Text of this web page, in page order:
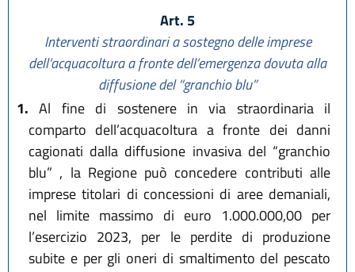
Art. 5
Interventi straordinari a sostegno delle imprese
dell’acquacoltura a fronte dell’emergenza dovuta alla
diffusione del “granchio blu”
1. Al fine di sostenere in via straordinaria il
comparto dell’acquacoltura a fronte dei danni
cagionati dalla diffusione invasiva del “granchio
blu” , la Regione può concedere contributi alle
imprese titolari di concessioni di aree demaniali,
nel limite massimo di euro 1.000.000,00 per
l’esercizio 2023, per le perdite di produzione
subite e per gli oneri di smaltimento del pescato